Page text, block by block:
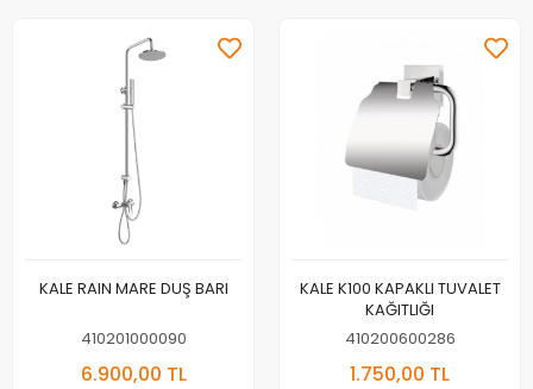
KALE RAIN MARE DUŞ BARI
410201000090
6.900,00 TL
KALE K100 KAPAKLI TUVALET
KAĞITLIĞI
410200600286
1.750,00 TL